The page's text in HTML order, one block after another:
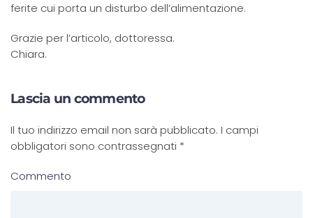
ferite cui porta un disturbo dell’alimentazione.
Grazie per l’articolo, dottoressa.
Chiara.
Lascia un commento
Il tuo indirizzo email non sarà pubblicato. I campi
obbligatori sono contrassegnati *
Commento